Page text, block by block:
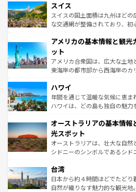
を参照してほしい。
は、お酒好きな人にはぜひ体験してほし
ドイツ情報はコンテンツ一覧を
リアごとに異なる魅力がある。
ティー、ビール好きにはたま
戦など、本場だからこそできる
ンツ一覧を参照してほしい。
スイス
スイスの国土面積は九州ほど
な交通網が整備されており、初
の建物がそのまま残る町や、ス
博物館もあり、アルプス観光だ
ことができる。国民の所得が高
者向けの交通パス提供のサービ
着のスイス情報は
アメリカの基本情報と観光
ット
アメリカ合衆国は、広大な土地
東海岸の都市部から西海岸のカ
のような巨大都市は、観光、シ
ンメントが詰まった刺激的なス
西部には大自然が広がり、グラ
部のニューオーリンズでは、音
文化が魅力。旅行者はアメリカ
しみながら、その多様性と豊か
るだろう。車でのロードトリッ
情報は
ハワイ
年間を通じて温暖な気候に恵ま
ハワイは、どの島も独自の魅力
ワイ島は見逃せない。また、定
島だが、静かな自然を求めるな
おすすめ。エメラルドグリーン
文化や歴史が息づいている。「
人々、おいしいローカルフード
ク、伝統的なフラダンスなど、
っている。訪れるたびに新しい
オーストラリアの基本情報
光スポット
オーストラリアは、壮大な自然
シドニーのシンボルであるシド
リアリーフや大陸中央部にそび
ク）、タスマニアの美しい原生
ど、見どころがたくさん。また
台湾
日本から約４時間ほどでたどり
自然が織りなす魅力的な観光地